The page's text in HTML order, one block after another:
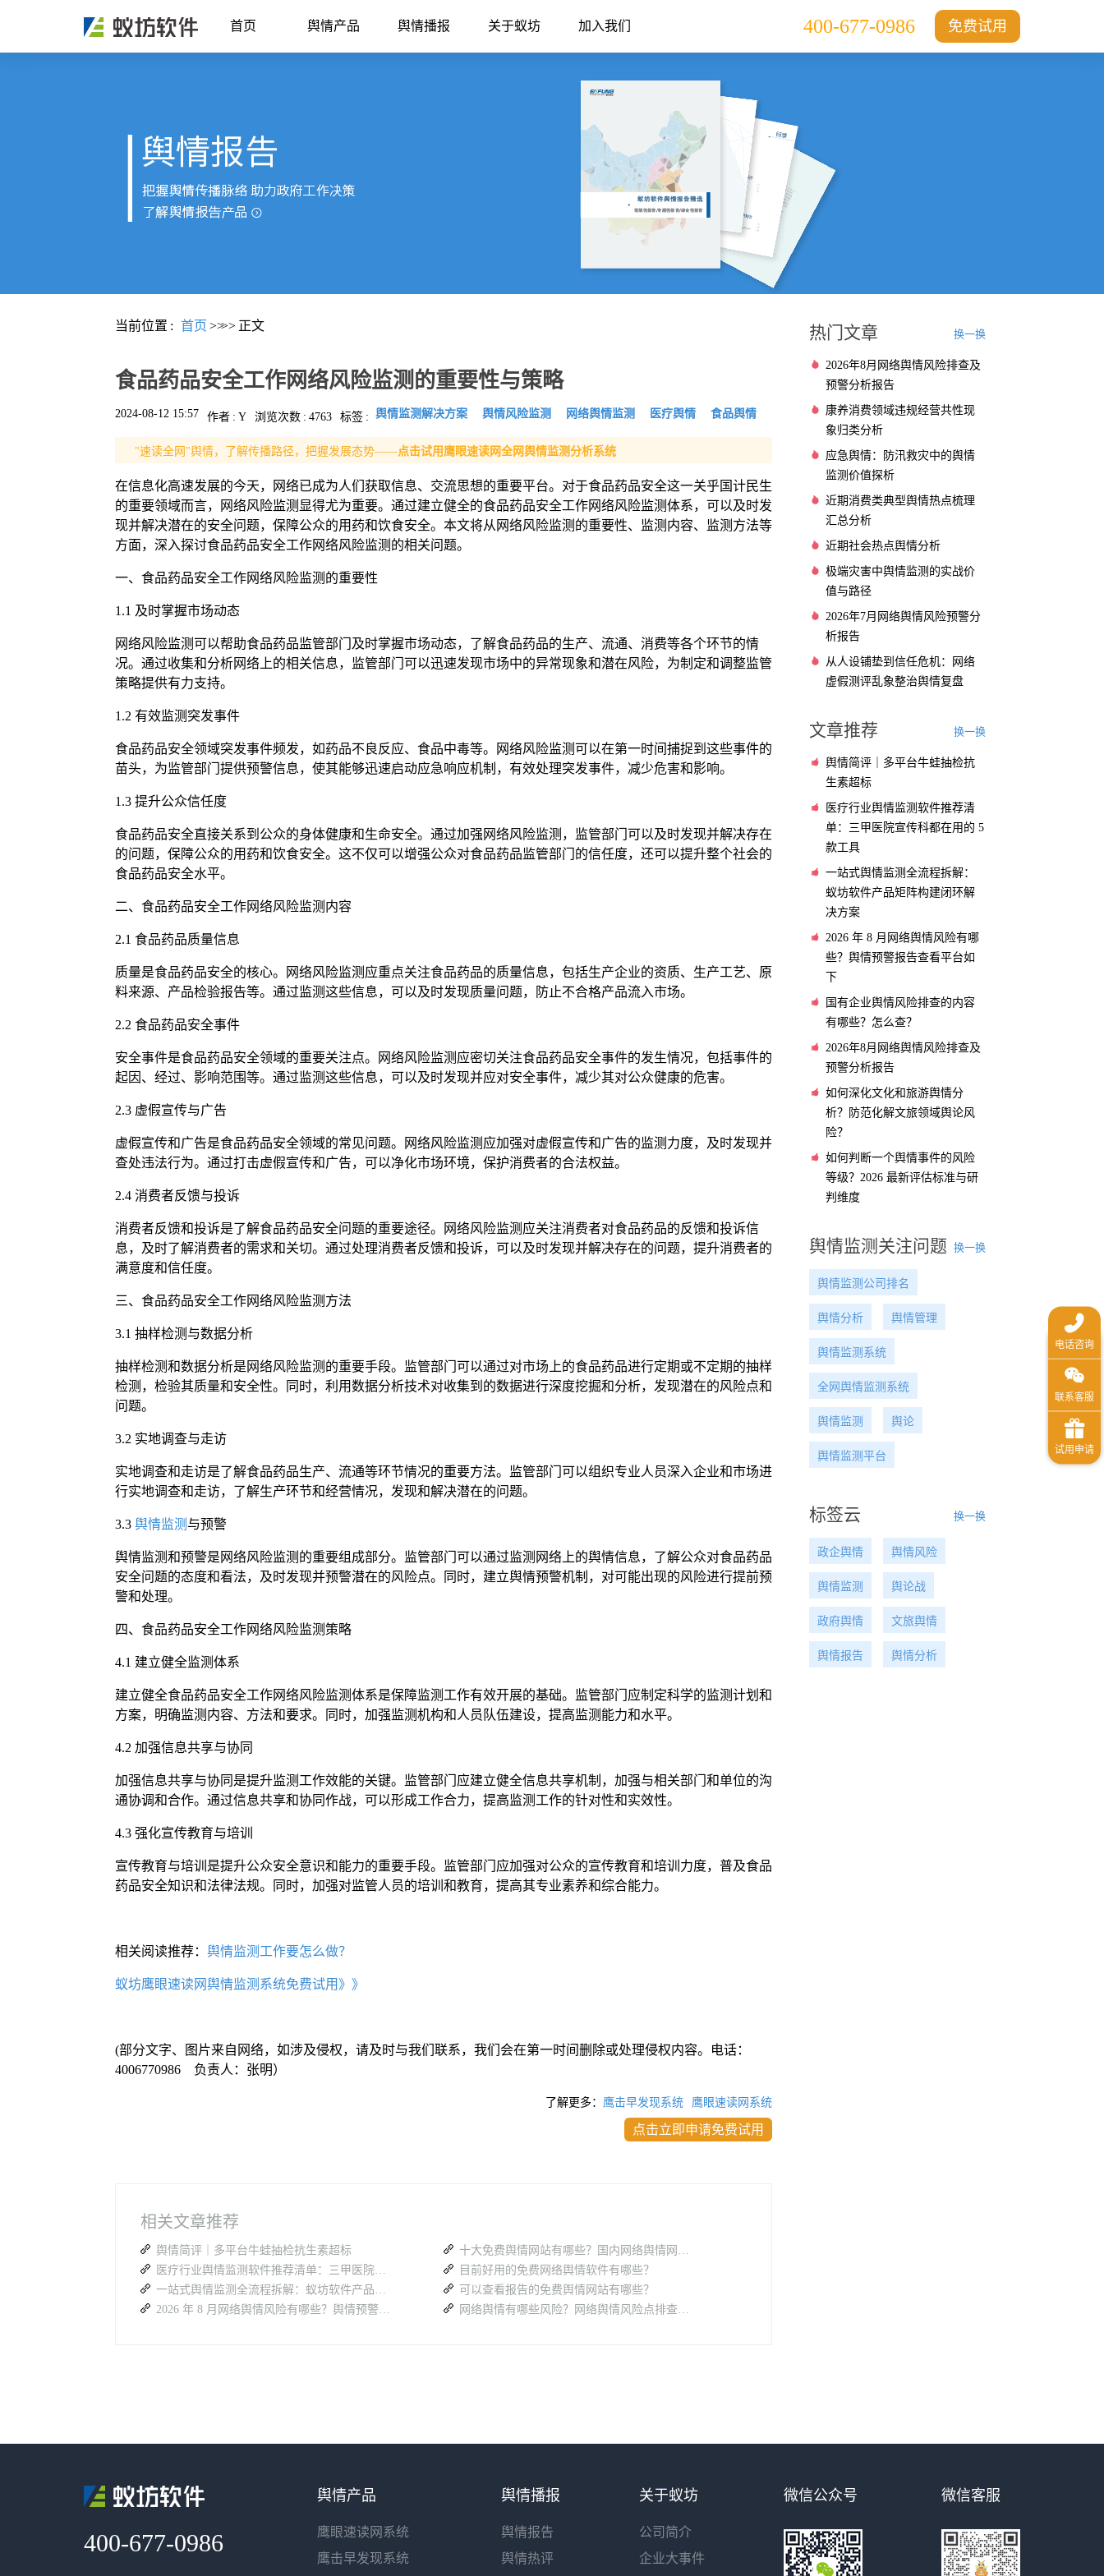
首页 舆情产品 舆情播报 关于蚁坊 加入我们 免费试用
400-677-0986
当前位置 : 首页 >>>> 正文
食品药品安全工作网络风险监测的重要性与策略
2024-08-12 15:57 作者 : Y 浏览次数 : 4763 标签 : 食品舆情
医疗舆情
网络舆情监测
舆情风险监测
舆情监测解决方案
"速读全网"舆情，了解传播路径，把握发展态势——点击试用鹰眼速读网全网舆情监测分析系统
在信息化高速发展的今天，网络已成为人们获取信息、交流思想的重要平台。对于食品药品安全这一关乎国计民生
的重要领域而言，网络风险监测显得尤为重要。通过建立健全的食品药品安全工作网络风险监测体系，可以及时发
现并解决潜在的安全问题，保障公众的用药和饮食安全。本文将从网络风险监测的重要性、监测内容、监测方法等
方面，深入探讨食品药品安全工作网络风险监测的相关问题。
一、食品药品安全工作网络风险监测的重要性
1.1 及时掌握市场动态
网络风险监测可以帮助食品药品监管部门及时掌握市场动态，了解食品药品的生产、流通、消费等各个环节的情
况。通过收集和分析网络上的相关信息，监管部门可以迅速发现市场中的异常现象和潜在风险，为制定和调整监管
策略提供有力支持。
1.2 有效监测突发事件
食品药品安全领域突发事件频发，如药品不良反应、食品中毒等。网络风险监测可以在第一时间捕捉到这些事件的
苗头，为监管部门提供预警信息，使其能够迅速启动应急响应机制，有效处理突发事件，减少危害和影响。
1.3 提升公众信任度
食品药品安全直接关系到公众的身体健康和生命安全。通过加强网络风险监测，监管部门可以及时发现并解决存在
的问题，保障公众的用药和饮食安全。这不仅可以增强公众对食品药品监管部门的信任度，还可以提升整个社会的
食品药品安全水平。
二、食品药品安全工作网络风险监测内容
2.1 食品药品质量信息
质量是食品药品安全的核心。网络风险监测应重点关注食品药品的质量信息，包括生产企业的资质、生产工艺、原
料来源、产品检验报告等。通过监测这些信息，可以及时发现质量问题，防止不合格产品流入市场。
2.2 食品药品安全事件
安全事件是食品药品安全领域的重要关注点。网络风险监测应密切关注食品药品安全事件的发生情况，包括事件的
起因、经过、影响范围等。通过监测这些信息，可以及时发现并应对安全事件，减少其对公众健康的危害。
2.3 虚假宣传与广告
虚假宣传和广告是食品药品安全领域的常见问题。网络风险监测应加强对虚假宣传和广告的监测力度，及时发现并
查处违法行为。通过打击虚假宣传和广告，可以净化市场环境，保护消费者的合法权益。
2.4 消费者反馈与投诉
消费者反馈和投诉是了解食品药品安全问题的重要途径。网络风险监测应关注消费者对食品药品的反馈和投诉信
息，及时了解消费者的需求和关切。通过处理消费者反馈和投诉，可以及时发现并解决存在的问题，提升消费者的
满意度和信任度。
三、食品药品安全工作网络风险监测方法
3.1 抽样检测与数据分析
抽样检测和数据分析是网络风险监测的重要手段。监管部门可以通过对市场上的食品药品进行定期或不定期的抽样
检测，检验其质量和安全性。同时，利用数据分析技术对收集到的数据进行深度挖掘和分析，发现潜在的风险点和
问题。
3.2 实地调查与走访
实地调查和走访是了解食品药品生产、流通等环节情况的重要方法。监管部门可以组织专业人员深入企业和市场进
行实地调查和走访，了解生产环节和经营情况，发现和解决潜在的问题。
3.3 舆情监测 与预警
舆情监测和预警是网络风险监测的重要组成部分。监管部门可以通过监测网络上的舆情信息，了解公众对食品药品
安全问题的态度和看法，及时发现并预警潜在的风险点。同时，建立舆情预警机制，对可能出现的风险进行提前预
警和处理。
四、食品药品安全工作网络风险监测策略
4.1 建立健全监测体系
建立健全食品药品安全工作网络风险监测体系是保障监测工作有效开展的基础。监管部门应制定科学的监测计划和
方案，明确监测内容、方法和要求。同时，加强监测机构和人员队伍建设，提高监测能力和水平。
4.2 加强信息共享与协同
加强信息共享与协同是提升监测工作效能的关键。监管部门应建立健全信息共享机制，加强与相关部门和单位的沟
通协调和合作。通过信息共享和协同作战，可以形成工作合力，提高监测工作的针对性和实效性。
4.3 强化宣传教育与培训
宣传教育与培训是提升公众安全意识和能力的重要手段。监管部门应加强对公众的宣传教育和培训力度，普及食品
药品安全知识和法律法规。同时，加强对监管人员的培训和教育，提高其专业素养和综合能力。
相关阅读推荐： 舆情监测工作要怎么做？
蚁坊鹰眼速读网舆情监测系统免费试用》》
(部分文字、图片来自网络，如涉及侵权，请及时与我们联系，我们会在第一时间删除或处理侵权内容。电话：
4006770986 负责人：张明）
了解更多： 鹰击早发现系统 鹰眼速读网系统
点击立即申请免费试用
相关文章推荐
舆情简评｜多平台牛蛙抽检抗生素超标
医疗行业舆情监测软件推荐清单：三甲医院宣传科都在用的 5 款工具
一站式舆情监测全流程拆解：蚁坊软件产品矩阵构建闭环解决方案
2026 年 8 月网络舆情风险有哪些？舆情预警报告查看平台如下
十大免费舆情网站有哪些？国内网络舆情网站（汇总篇）
目前好用的免费网络舆情软件有哪些？
可以查看报告的免费舆情网站有哪些？
网络舆情有哪些风险？网络舆情风险点排查工作怎么做？
热门文章 换一换
2026年8月网络舆情风险排查及
预警分析报告
康养消费领域违规经营共性现
象归类分析
应急舆情：防汛救灾中的舆情
监测价值探析
近期消费类典型舆情热点梳理
汇总分析
近期社会热点舆情分析
极端灾害中舆情监测的实战价
值与路径
2026年7月网络舆情风险预警分
析报告
从人设铺垫到信任危机：网络
虚假测评乱象整治舆情复盘
文章推荐 换一换
舆情简评｜多平台牛蛙抽检抗
生素超标
医疗行业舆情监测软件推荐清
单：三甲医院宣传科都在用的 5
款工具
一站式舆情监测全流程拆解：
蚁坊软件产品矩阵构建闭环解
决方案
2026 年 8 月网络舆情风险有哪
些？舆情预警报告查看平台如
下
国有企业舆情风险排查的内容
有哪些？怎么查？
2026年8月网络舆情风险排查及
预警分析报告
如何深化文化和旅游舆情分
析？防范化解文旅领域舆论风
险？
如何判断一个舆情事件的风险
等级？2026 最新评估标准与研
判维度
舆情监测关注问题 换一换
舆情监测公司排名
舆情分析 舆情管理
舆情监测系统
全网舆情监测系统
舆情监测 舆论
舆情监测平台
标签云 换一换
政企舆情 舆情风险
舆情监测 舆论战
政府舆情 文旅舆情
舆情报告 舆情分析
400-677-0986
微信客服
微信公众号
关于蚁坊
公司简介
企业大事件
舆情播报
舆情报告
舆情热评
舆情产品
鹰眼速读网系统
鹰击早发现系统